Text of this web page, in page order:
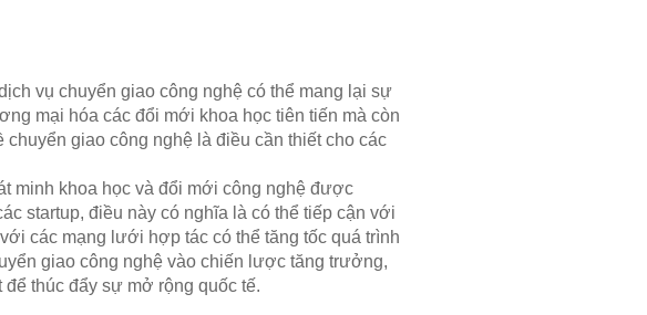
vụ chuyển giao công nghệ có thể mang lại sự
mại hóa các đổi mới khoa học tiên tiến mà còn
giao công nghệ là điều cần thiết cho các
minh khoa học và đổi mới công nghệ được
startup, điều này có nghĩa là có thể tiếp cận với
các mạng lưới hợp tác có thể tăng tốc quá trình
giao công nghệ vào chiến lược tăng trưởng,
thúc đẩy sự mở rộng quốc tế.